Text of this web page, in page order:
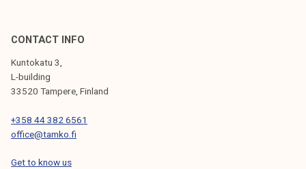
CONTACT INFO
Kuntokatu 3,
L-building
33520 Tampere, Finland
+358 44 382 6561
office@tamko.fi
Get to know us